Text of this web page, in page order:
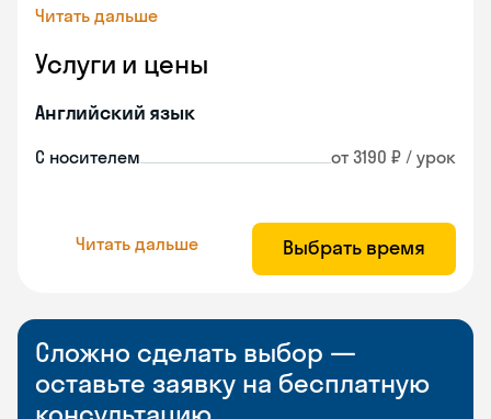
Читать дальше
Услуги и цены
Английский язык
С носителем от 3190 ₽ / урок
Читать дальше Выбрать время
Сложно сделать выбор —
оставьте заявку на бесплатную